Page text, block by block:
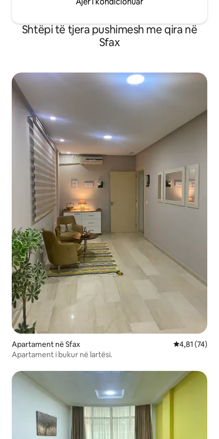
Shtëpi të tjera pushimesh me qira në
Sfax
Apartament në Sfax Vlerësimi
4,81 (74)
Apartament i bukur në lartësi.